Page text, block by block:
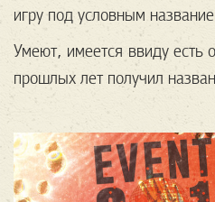
игру под условным
Умеют, имеется ввиду есть
прошлых лет получил